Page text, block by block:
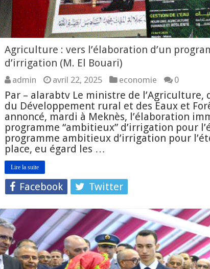
Agriculture : vers l’élaboration d’un
d’irrigation (M. El Bouari)
admin avril 22, 2025 economie 0
Par – alarabtv Le ministre de l’Agriculture,
du Développement rural et des Eaux et
annoncé, mardi à Meknès, l’élaboration
programme “ambitieux” d’irrigation pour
programme ambitieux d’irrigation pour
place, eu égard les …
Lire la suite
Facebook Twitter